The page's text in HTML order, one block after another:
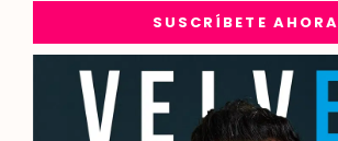
SUSCRÍBETE AHORA